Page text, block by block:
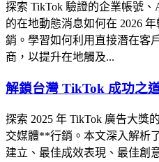
探索 TikTok 驗證的企業帳號、
的在地動態消息如何在 2026
銷。學習如何利用直接潛在客
商，以提升在地觸及...
解鎖台灣 TikTok 成功之
探索 2025 年 TikTok 廣告大獎
交媒體**行銷。本文深入解
建立、最佳成效表現、最佳創